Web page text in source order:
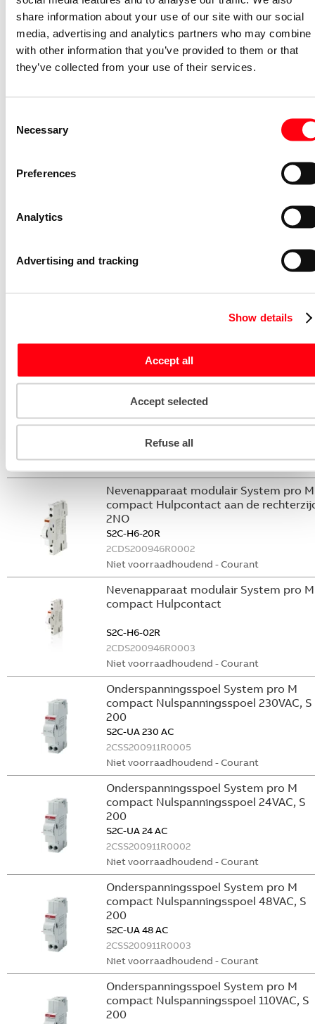
share information about your use of our site with our social
media, advertising and analytics partners who may combine
with other information that you’ve provided to them or that
they’ve collected from your use of their services.
Selection
Necessary
Preferences
Analytics
Advertising and tracking
Show details
Accept all
Accept selected
Refuse all
Stootstroomvastheid
(kiloampère)
4
Breedte in module-eenheden
Montagewijze
Gerelateerde artikelen
compact Signaal-hulpcontact voor F
Niet voorraadhoudend - Courant
Niet voorraadhoudend - Courant
compact Hulpcontact
2CDS200946R0001
Nevenapparaat modulair System pro M
compact Hulpcontact aan de
2NO
S2C-H6-20R
2CDS200946R0002
Niet voorraadhoudend - Courant
Nevenapparaat modulair System pro M
compact Hulpcontact
S2C-H6-02R
2CDS200946R0003
Niet voorraadhoudend - Courant
Onderspanningsspoel System pro M
compact Nulspanningsspoel 230VAC, S
200
S2C-UA 230 AC
2CSS200911R0005
Niet voorraadhoudend - Courant
Onderspanningsspoel System pro M
compact Nulspanningsspoel 24VAC, S
200
S2C-UA 24 AC
2CSS200911R0002
Niet voorraadhoudend - Courant
Onderspanningsspoel System pro M
compact Nulspanningsspoel 48VAC, S
200
S2C-UA 48 AC
2CSS200911R0003
Niet voorraadhoudend - Courant
Onderspanningsspoel System pro M
compact Nulspanningsspoel 110VAC, S
200